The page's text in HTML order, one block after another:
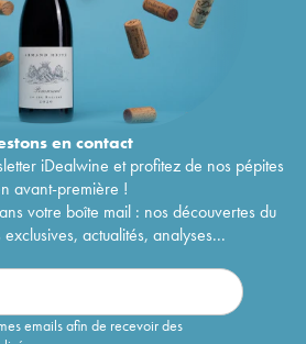
encontact
iDealwine et profitez de nos pépites
avant-première !
votre boîte mail : nos découvertes du
actualités, analyses...
emails afin de recevoir des